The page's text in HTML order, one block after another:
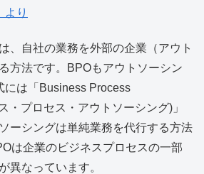
より
、自社の業務を外部の企業（アウト
方法です。BPOもアウトソーシン
には「Business Process
・プロセス・アウトソーシング)」
ーシングは単純業務を代行する方法
は企業のビジネスプロセスの一部
異なっています。